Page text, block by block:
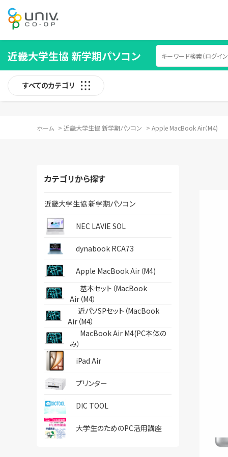
近畿大学生協 新学期パソコン
すべてのカテゴリ
ホーム > 近畿大学生協 新学期パソコン > Apple MacBook Air（M4)
カテゴリから探す
近畿大学生協 新学期パソコン
NEC LAVIE SOL
dynabook RCA73
Apple MacBook Air（M4)
基本セット（MacBook
Air（M4）
近パソSPセット（MacBook
Air（M4）
MacBook Air M4(PC本体の
み）
iPad Air
プリンター
DIC TOOL
大学生のためのPC活用講座